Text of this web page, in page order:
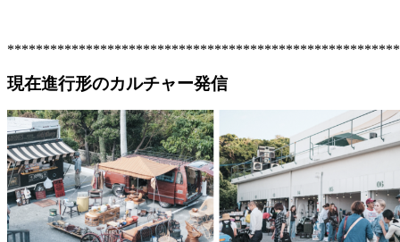
現在進行形のカルチャー発信